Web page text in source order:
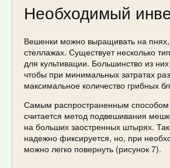
Необходимый
Вешенки можно выращивать на
стеллажах. Существует несколько
для культивации. Большинство из
чтобы при минимальных затратах
максимальное количество грибных
Самым распространенным способом
считается метод подвешивания
на больших заостренных штырях.
надежно фиксируется, но, при
можно легко повернуть (рисунок 7).